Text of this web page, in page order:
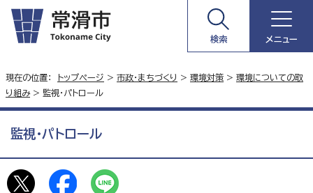
検索 メニュー
現在の位置： トップページ > 市政・まちづくり > 環境対策 > 環境についての取
り組み> 監視・パトロール
監視・パトロール